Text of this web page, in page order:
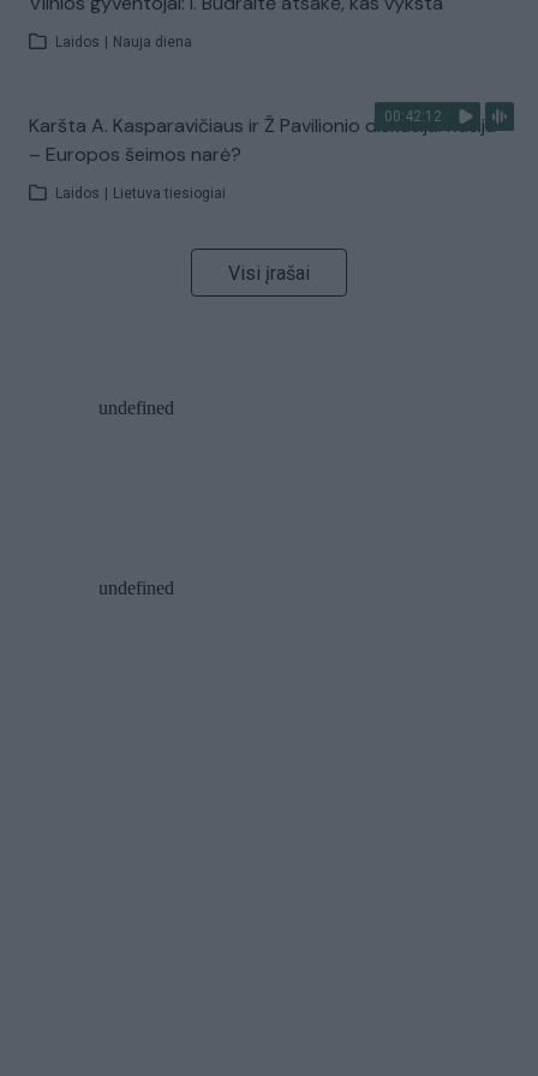
Laidos Nauja diena
00:42:12
Karšta A. Kasparavičiaus ir Ž Pavilionio diskusija: Rusija
– Europos šeimos narė?
Laidos Lietuva tiesiogiai
Visi įrašai